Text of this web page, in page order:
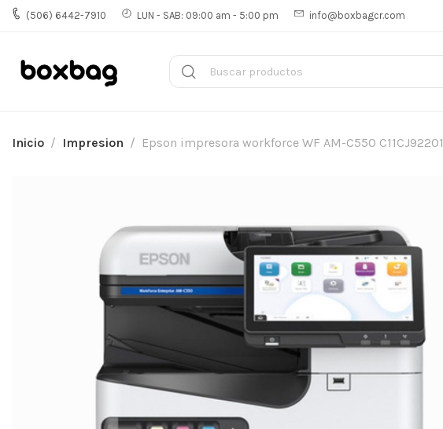
(506) 6442-7910 LUN - SAB: 09:00 am - 5:00 pm info@boxbagcr.com
Inicio Impresion Epson impresora workforce WF AM-C550 C11CJ92201